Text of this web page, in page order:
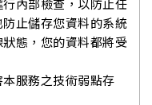
內部檢查，以防止任
止儲存您資料的系統
態，您的資料都將受
服務之技術弱點存